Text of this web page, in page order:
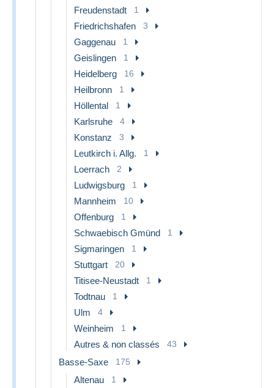
Freudenstadt 1
Friedrichshafen 3
Gaggenau 1
Geislingen 1
Heidelberg 16
Heilbronn 1
Höllental 1
Karlsruhe 4
Konstanz 3
Leutkirch i. Allg. 1
Loerrach 2
Ludwigsburg 1
Mannheim 10
Offenburg 1
Schwaebisch Gmünd 1
Sigmaringen 1
Stuttgart 20
Titisee-Neustadt 1
Todtnau 1
Ulm 4
Weinheim 1
Autres & non classés 43
Basse-Saxe 175
Altenau 1